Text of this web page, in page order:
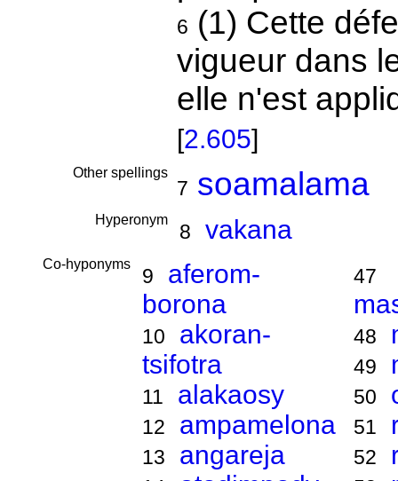
6 (1) Cette
vigueur dans
elle n'est
[2.605]
Other spellings
7 soamalama
Hyperonym
8 vakana
Co-hyponyms
9
aferom-
borona
10
akoran-
tsifotra
11 alakaosy
12 ampamelona
13 angareja
47
48
49
50
51
52